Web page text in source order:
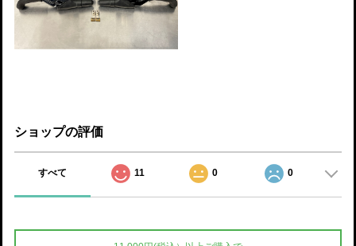
ショップの評価
すべて 11 0 0